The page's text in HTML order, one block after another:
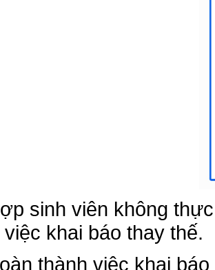
sinh viên không
khai báo thay thế.
thành việc khai